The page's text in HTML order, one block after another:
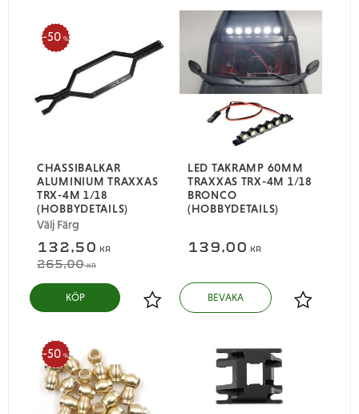
CHASSIBALKAR
ALUMINIUM TRAXXAS
TRX-4M 1/18
(HOBBYDETAILS)
Välj Färg
132,50 KR
265,00KR
50 %
Lägg till i favoriter
LED TAKRAMP 60MM
TRAXXAS TRX-4M 1/18
BRONCO
(HOBBYDETAILS)
139,00 KR
Lägg till i
50 %